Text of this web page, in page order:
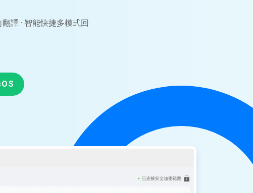
譯 · 智能快捷多模式回